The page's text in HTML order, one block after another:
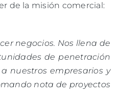
de la misión comercial:
negocios. Nos llena de
de penetración
nuestros empresarios y
nota de proyectos